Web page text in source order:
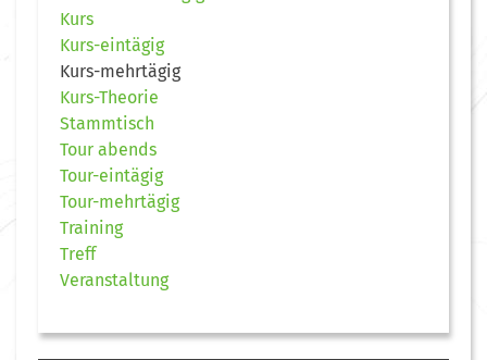
Kurs
Kurs-eintägig
Kurs-mehrtägig
Kurs-Theorie
Stammtisch
Tour abends
Tour-eintägig
Tour-mehrtägig
Training
Treff
Veranstaltung